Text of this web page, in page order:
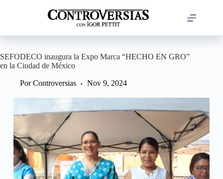
SEFODECO inaugura la Expo Marca “HECHO EN GRO”
en la Ciudad de México
Por Controversias Nov 9, 2024